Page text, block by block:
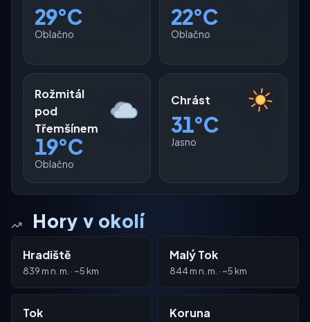
29°C
Oblačno
22°C
Oblačno
Rožmitál
pod
Třemšínem
19°C
Oblačno
Chrást
31°C
Jasno
Hory v okolí
Hradiště
839 m n. m. · ~5 km
Malý Tok
844 m n. m. · ~5 km
Tok Koruna